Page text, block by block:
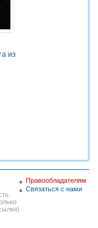
из
Правообладателям
Связаться с нами